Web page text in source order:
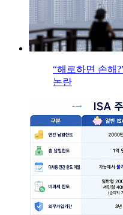
“해로하면 손해
논란